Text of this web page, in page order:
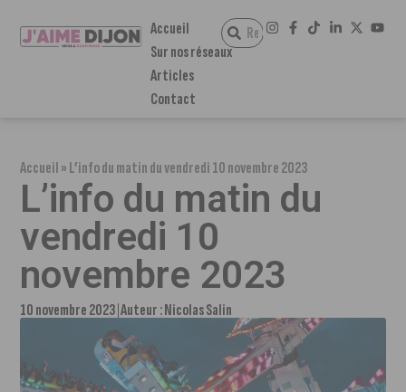
Accueil
Sur nos réseaux
Articles
Contact
Accueil»L’info du matin du vendredi 10 novembre 2023
L’info du matin du
vendredi 10
novembre 2023
10 novembre 2023 Auteur :Nicolas Salin